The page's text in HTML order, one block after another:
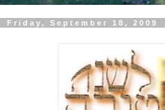
Friday, September 18, 2009